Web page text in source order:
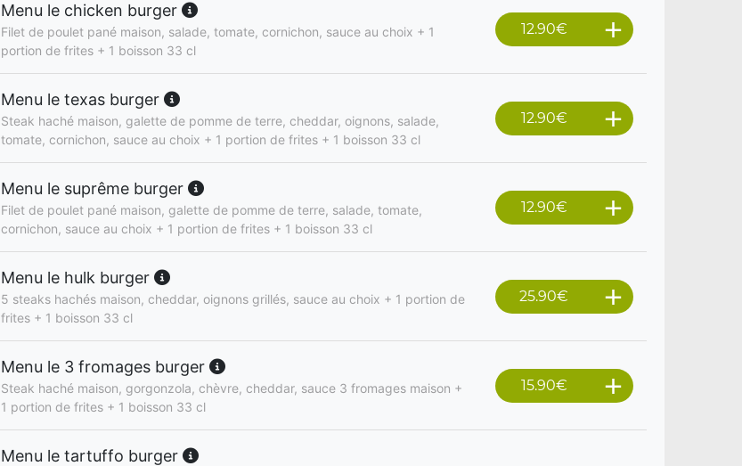
Menu le chicken burger
Filet de poulet pané maison, salade, tomate, cornichon, sauce au choix + 1
portion de frites + 1 boisson 33 cl
12.90€
Menu le texas burger
Steak haché maison, galette de pomme de terre, cheddar, oignons, salade,
tomate, cornichon, sauce au choix + 1 portion de frites + 1 boisson 33 cl
12.90€
Menu le suprême burger
Filet de poulet pané maison, galette de pomme de terre, salade, tomate,
cornichon, sauce au choix + 1 portion de frites + 1 boisson 33 cl
12.90€
Menu le hulk burger
5 steaks hachés maison, cheddar, oignons grillés, sauce au choix + 1 portion de
frites + 1 boisson 33 cl
25.90€
Menu le 3 fromages burger
Steak haché maison, gorgonzola, chèvre, cheddar, sauce 3 fromages maison +
1 portion de frites + 1 boisson 33 cl
15.90€
Menu le tartuffo burger